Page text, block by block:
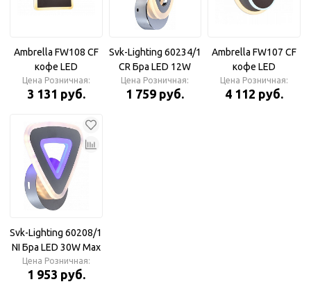
Ambrella FW108 CF
кофе LED
3000K/6400K 18W
240*220*50 Бра
Цена Розничная:
3 131 руб.
Svk-Lighting 60234/1
CR Бра LED 12W
Цена Розничная:
1 759 руб.
Ambrella FW107 CF
кофе LED
3000K/6400K 15W
240*190*50 Бра
Цена Розничная:
4 112 руб.
Svk-Lighting 60208/1
NI Бра LED 30W Max
Цена Розничная:
1 953 руб.